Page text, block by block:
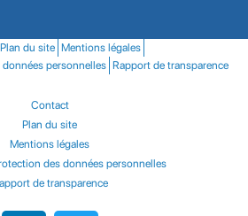
Plan du site Mentions légales
personnelles Rapport de transparence
Contact
Plan du site
Mentions légales
des données personnelles
de transparence